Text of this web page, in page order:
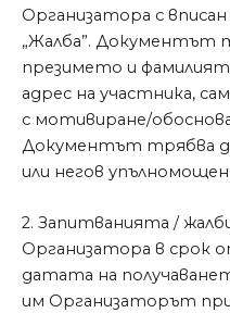
Организатора с
„Жалба”. Документът
презимето и
адрес на участника,
с мотивиране/
Документът трябва
или негов
2. Запитванията /
Организатора в срок
датата на
им Организаторът